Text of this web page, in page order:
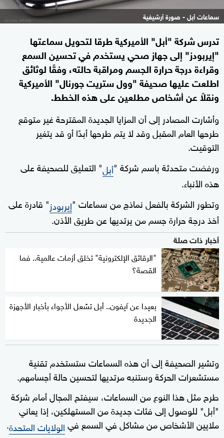
سماعات أبل - صورة أرشيفية
تدرس شركة "أبل" الأميركية طرقا لتحويل سماعتها
"إيربودز" إلى جهاز صحي يستخدم في تحسين السمع
وقراءة درجة حرارة الجسم ومراقبة حالته، وفقًا لوثائق
اطلعت عليها صحيفة "وول ستريت جورنال" الأميركية
ونقلاً عن أشخاص مطلعين على هذه الخطط.
وأشارت المصادر إلى أن المزايا الجديدة المقترحة غير متوقع
طرحها العام المقبل وقد لا يتم طرحها أبدًا أو قد يتغير
التوقيت.
ورفضت متحدثة باسم شركة "أبل" التعليق للصحيفة على
هذه الأنباء.
وتطور الشركة بالفعل نماذج من سماعات "إيربودز" قادرة على
أخذ درجة حرارة جسم من يرتديها عن طريق الأذن.
أخبار ذات صلة
"الرقائق الإلكترونية" تخلق أزمات عالمية.. فما
القصة؟
بعيدا عن آيفون.. أبل تشعل الأجواء بأخبار الأجهزة
الجديدة
وتشير الصحيفة إلى أن هذه السماعات ستستخدم تقنية
مستشعرات الحركة وستنبه مرتديها لتحسين حالة أجسامهم.
طرح مثل هذا النوع من السماعات، سيفتح المجال أمام شركة
"أبل" للوصول إلى فئات جديدة من المستهلكين، إذا يعاني
ملايين الأشخاص من مشاكل في السمع فيالولايات المتحدة.